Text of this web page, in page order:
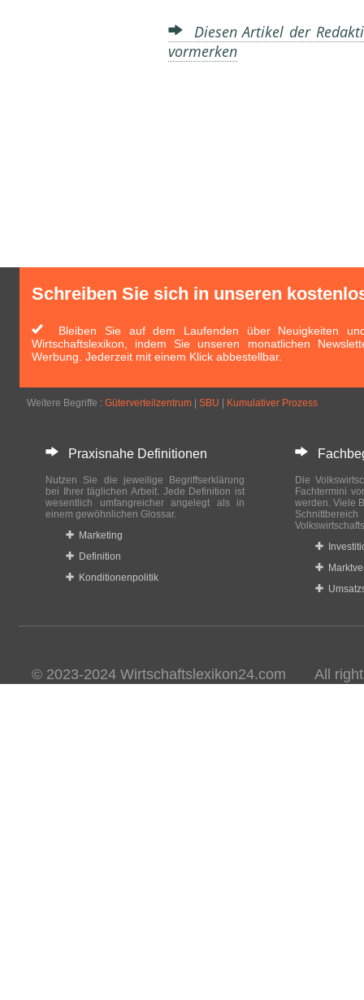
Diesen Artikel der
vormerken
Schreiben Sie sich in unseren
Bleiben Sie auf dem Laufenden über Neuigkeiten
Wirtschaftslexikon, indem Sie unseren monatlichen
Werbung. Jederzeit mit einem Klick abbestellbar.
Weitere Begriffe : Güterverteilzentrum SBU Kumulativer Prozess
Praxisnahe Definitionen
Nutzen Sie die jeweilige Begriffserklärung
bei Ihrer täglichen Arbeit. Jede Definition ist
wesentlich umfangreicher angelegt als in
einem gewöhnlichen Glossar.
Marketing
Definition
Konditionenpolitik
Die
Fachtermini
werden. Viele
© 2023-2024 Wirtschaftslexikon24.com All